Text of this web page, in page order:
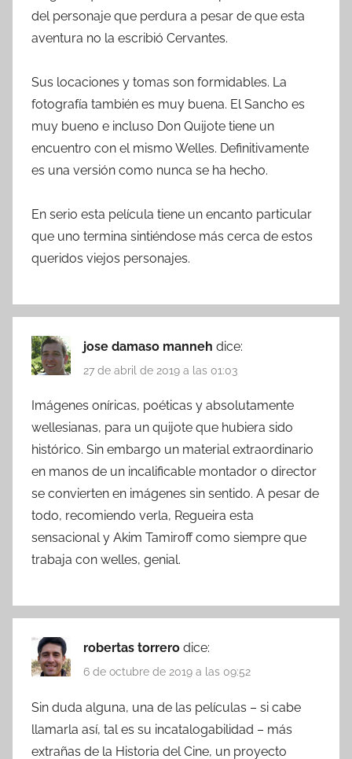
del personaje que perdura a pesar de que esta
aventura no la escribió Cervantes.
Sus locaciones y tomas son formidables. La
fotografía también es muy buena. El Sancho es
muy bueno e incluso Don Quijote tiene un
encuentro con el mismo Welles. Definitivamente
es una versión como nunca se ha hecho.
En serio esta película tiene un encanto particular
que uno termina sintiéndose más cerca de estos
queridos viejos personajes.
jose damaso manneh dice:
27 de abril de 2019 a las 01:03
Imágenes oníricas, poéticas y absolutamente
wellesianas, para un quijote que hubiera sido
histórico. Sin embargo un material extraordinario
en manos de un incalificable montador o director
se convierten en imágenes sin sentido. A pesar de
todo, recomiendo verla, Regueira esta
sensacional y Akim Tamiroff como siempre que
trabaja con welles, genial.
robertas torrero dice:
6 de octubre de 2019 a las 09:52
Sin duda alguna, una de las películas – si cabe
llamarla así, tal es su incatalogabilidad – más
extrañas de la Historia del Cine, un proyecto